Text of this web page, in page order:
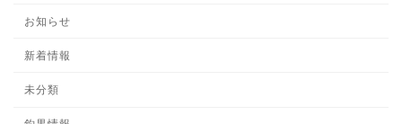
お知らせ
新着情報
未分類